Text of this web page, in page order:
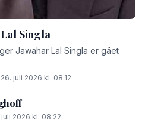
Singla
Jawahar Lal Singla er gået
juli 2026 kl. 08.12
2026 kl. 08.22